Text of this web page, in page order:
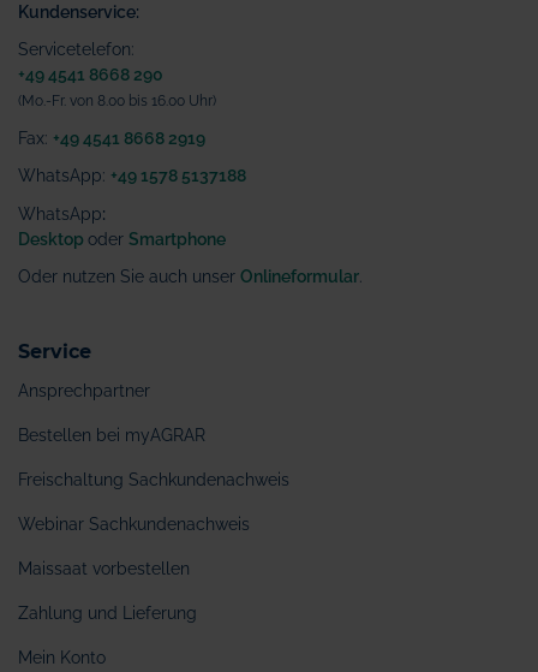
Kundenservice:
Servicetelefon:
+49 4541 8668 290
(Mo.-Fr. von 8.00 bis 16.00 Uhr)
Fax: +49 4541 8668 2919
WhatsApp: +49 1578 5137188
WhatsApp:
Desktop oder Smartphone
Oder nutzen Sie auch unser Onlineformular
Service
Ansprechpartner
Bestellen bei myAGRAR
Freischaltung Sachkundenachweis
Webinar Sachkundenachweis
Maissaat vorbestellen
Zahlung und Lieferung
Mein Konto